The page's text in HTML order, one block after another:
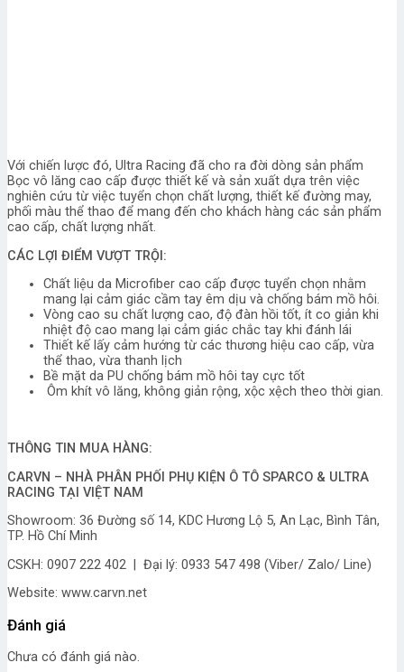
Với chiến lược đó, Ultra Racing đã cho ra đời dòng sản phẩm
Bọc vô lăng cao cấp được thiết kế và sản xuất dựa trên việc
nghiên cứu từ việc tuyển chọn chất lượng, thiết kế đường may,
phối màu thể thao để mang đến cho khách hàng các sản phẩm
cao cấp, chất lượng nhất.
CÁC LỢI ĐIỂM VƯỢT TRỘI:
Chất liệu da Microfiber cao cấp được tuyển chọn nhằm
mang lại cảm giác cầm tay êm dịu và chống bám mồ hôi.
Vòng cao su chất lượng cao, độ đàn hồi tốt, ít co giản khi
nhiệt độ cao mang lại cảm giác chắc tay khi đánh lái
Thiết kế lấy cảm hướng từ các thương hiệu cao cấp, vừa
thể thao, vừa thanh lịch
Bề mặt da PU chống bám mồ hôi tay cực tốt
Ôm khít vô lăng, không giản rộng, xộc xệch theo thời gian.
THÔNG TIN MUA HÀNG:
CARVN – NHÀ PHÂN PHỐI PHỤ KIỆN Ô TÔ SPARCO & ULTRA
RACING TẠI VIỆT NAM
Showroom: 36 Đường số 14, KDC Hương Lộ 5, An Lạc, Bình Tân,
TP. Hồ Chí Minh
CSKH: 0907 222 402 | Đại lý: 0933 547 498 (Viber/ Zalo/ Line)
Website: www.carvn.net
Đánh giá
Chưa có đánh giá nào.